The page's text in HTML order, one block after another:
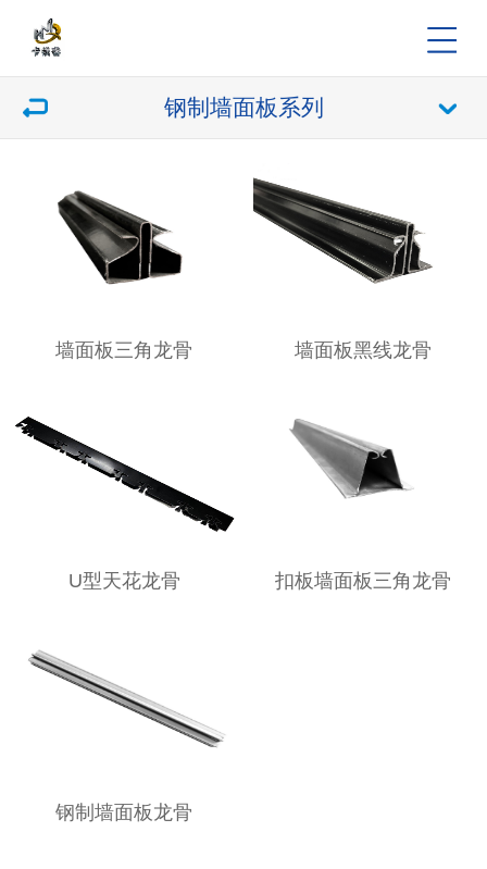
钢制墙面板系列
墙面板三角龙骨 墙面板黑线龙骨
U型天花龙骨 扣板墙面板三角龙骨
钢制墙面板龙骨